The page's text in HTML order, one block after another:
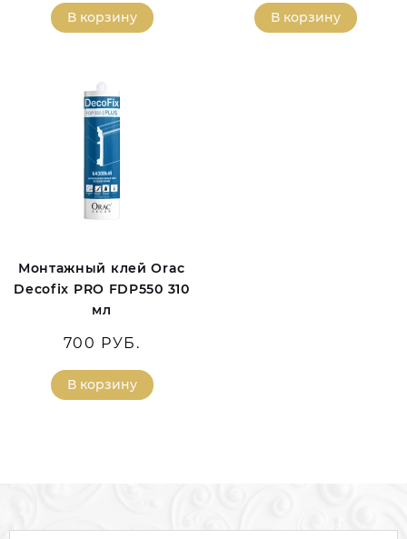
В корзину В корзину
Монтажный клей Orac
Decofix PRO FDP550 310
мл
700 РУБ.
В корзину